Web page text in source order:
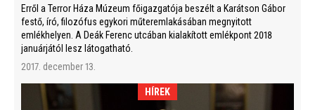
Erről a Terror Háza Múzeum főigazgatója beszélt a Karátson Gábor
festő, író, filozófus egykori műteremlakásában megnyitott
emlékhelyen. A Deák Ferenc utcában kialakított emlékpont 2018
januárjától lesz látogatható.
2017. december 13.
HÍREK